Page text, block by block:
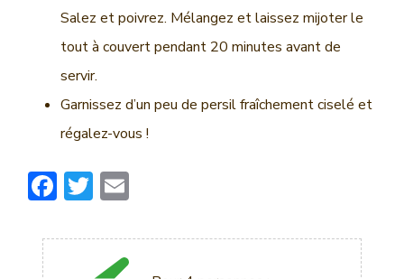
Salez et poivrez. Mélangez et laissez mijoter le
tout à couvert pendant 20 minutes avant de
servir.
Garnissez d’un peu de persil fraîchement ciselé et
régalez-vous !
F
e
T
it
E
ai